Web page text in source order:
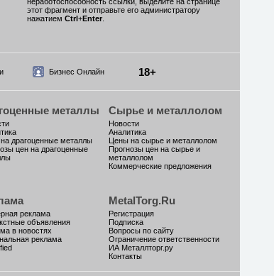
неработоспособность ссылки, выделите на странице
этот фрагмент и отправьте его администратору
нажатием Ctrl +Enter.
Бизнес Онлайн 18+
металлы
драгоценные металлы
цен на драгоценные
Сырье и металлолом
Новости
Аналитика
Цены на сырье и металлолом
Прогнозы цен на сырье и
металлолом
Коммерческие предложения
реклама
объявления
в новостях
реклама
MetalTorg.Ru
Регистрация
Подписка
Вопросы по сайту
Ограничение ответственности
ИА Металлторг.ру
Контакты